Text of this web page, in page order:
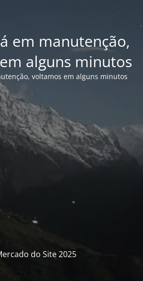
em manutenção,
alguns minutos
voltamos em alguns minutos
do Site 2025